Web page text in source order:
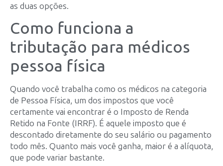
as duas opções.
Como funciona a
tributação para médicos
pessoa física
Quando você trabalha como os médicos na categoria
de Pessoa Física, um dos impostos que você
certamente vai encontrar é o Imposto de Renda
Retido na Fonte (IRRF). É aquele imposto que é
descontado diretamente do seu salário ou pagamento
todo mês. Quanto mais você ganha, maior é a alíquota,
que pode variar bastante.